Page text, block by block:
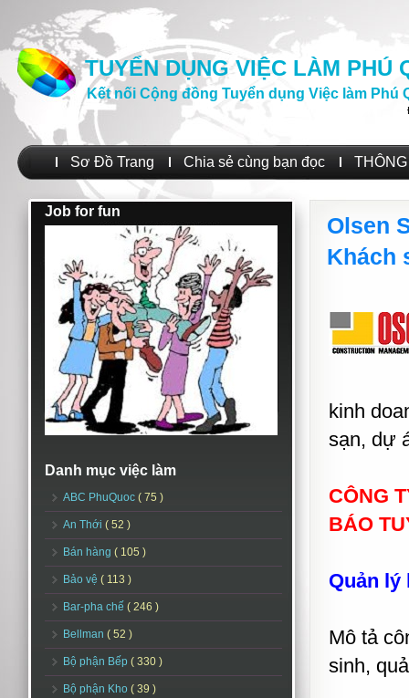
TUYỂN DỤNG VIỆC LÀM PHÚ
Kết nối Cộng đồng Tuyển dụng Việc làm Phú
Sơ Đồ Trang Chia sẻ cùng bạn đọc
Job for fun
Danh mục việc làm
ABC PhuQuoc ( 75 )
An Thới ( 52 )
Bán hàng ( 105 )
Bảo vệ ( 113 )
Bar-pha chế ( 246 )
Bellman ( 52 )
Bộ phận Bếp ( 330 )
Bộ phận Kho ( 39 )
Olsen
Khách
kinh
sạn, dự
CÔNG
BÁO
Quản lý
Mô tả
sinh,